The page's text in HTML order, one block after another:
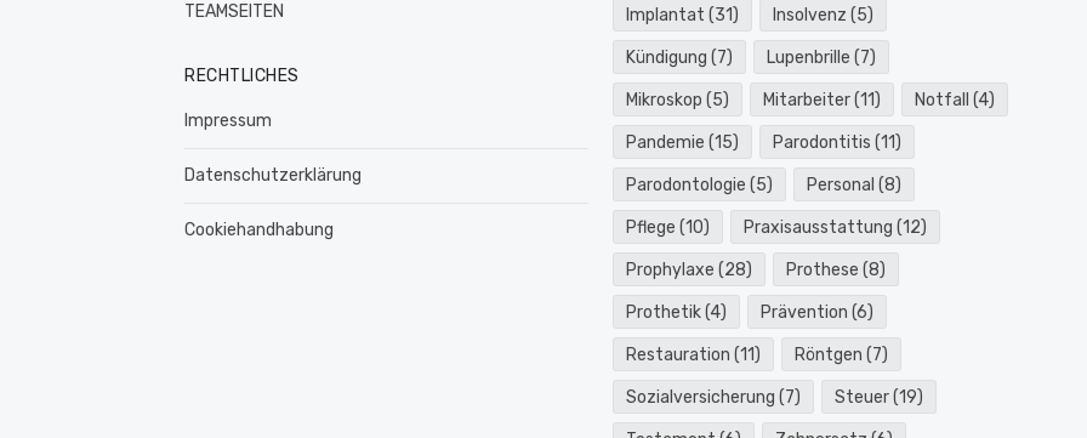
TEAMSEITEN
RECHTLICHES
Impressum
Datenschutzerklärung
Cookiehandhabung
Implantat (31) Insolvenz (5)
Kündigung (7) Lupenbrille (7)
Mikroskop (5) Mitarbeiter(11) Notfall (4)
Pandemie (15) Parodontitis (11)
Parodontologie (5) Personal (8)
Pflege (10) Praxisausstattung (12)
Prophylaxe (28) Prothese (8)
Prothetik(4) Prävention (6)
Restauration (11) Röntgen (7)
Sozialversicherung (7) Steuer(19)